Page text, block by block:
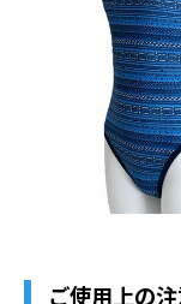
ご使用上の